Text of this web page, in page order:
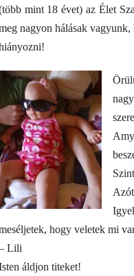
mint 18 évet) az Élet
nagyon hálásak
hogy veletek mi
Lili
áldjon titeket!